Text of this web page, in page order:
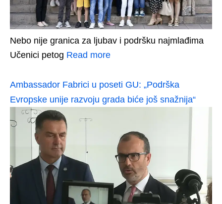
Nebo nije granica za ljubav i podršku najmlađima
Učenici petog Read more
Ambassador Fabrici u poseti GU: „Podrška
Evropske unije razvoju grada biće još snažnija“